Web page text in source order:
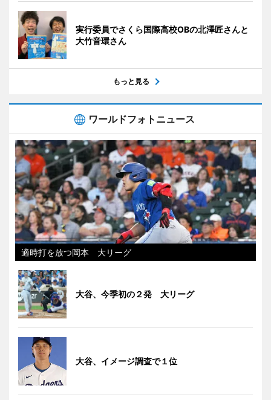
実行委員でさくら国際高校OBの北澤匠さんと
大竹音環さん
もっと見る
ワールドフォトニュース
適時打を放つ岡本 大リーグ
大谷、今季初の２発 大リーグ
大谷、イメージ調査で１位